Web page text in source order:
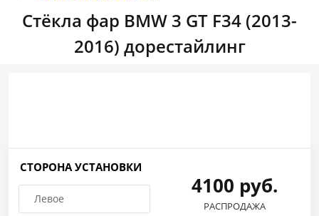
Стёкла фар BMW 3 GT F34 (2013-
2016) дорестайлинг
СТОРОНА УСТАНОВКИ
Левое
4100 руб.
РАСПРОДАЖА